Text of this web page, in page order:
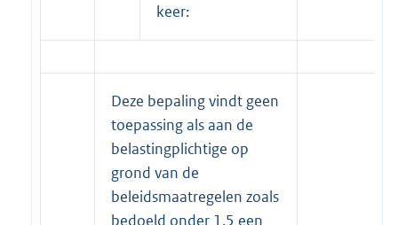
keer:
Deze bepaling vindt geen
toepassing als aan de
belastingplichtige op
grond van de
beleidsmaatregelen zoals
bedoeld onder 1.5 een